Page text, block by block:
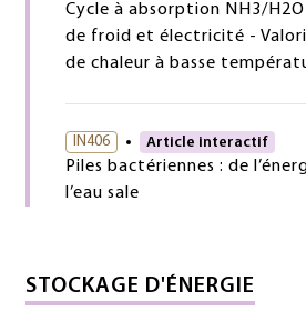
Cycle à absorption NH3/
de froid et électricité -
de chaleur à basse
IN406 Article interactif
Piles bactériennes : de
l’eau sale
STOCKAGE D'ÉNERGIE